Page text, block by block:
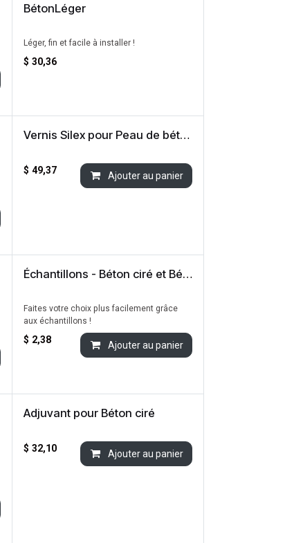
BétonLéger
Léger, fin et facile à installer !
$ 30,36
Vernis Silex pour Peau de béton (945 ml)
$ 49,37 Ajouter au panier
Échantillons - Béton ciré et BétonLéger 4"x4"
Faites votre choix plus facilement grâce
aux échantillons !
$ 2,38 Ajouter au panier
Adjuvant pour Béton ciré
$ 32,10 Ajouter au panier